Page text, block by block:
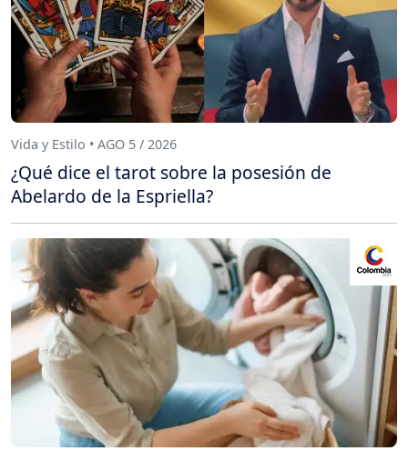
Vida y Estilo • AGO 5 / 2026
¿Qué dice el tarot sobre la posesión de
Abelardo de la Espriella?